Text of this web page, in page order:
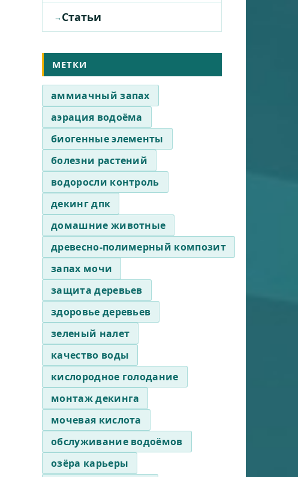
Статьи
МЕТКИ
аммиачный запах
аэрация водоёма
биогенные элементы
болезни растений
водоросли контроль
декинг дпк
домашние животные
древесно-полимерный композит
запах мочи
защита деревьев
здоровье деревьев
зеленый налет
качество воды
кислородное голодание
монтаж декинга
мочевая кислота
обслуживание водоёмов
озёра карьеры